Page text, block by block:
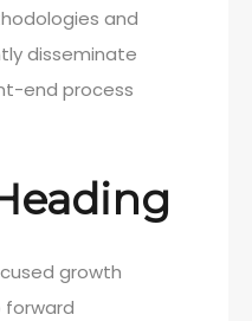
and
disseminate
end process
growth